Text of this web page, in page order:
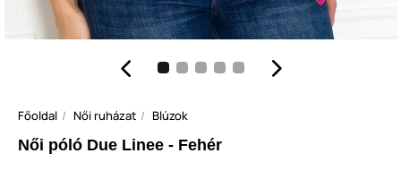
Főoldal Női ruházat Blúzok
Női póló Due Linee - Fehér